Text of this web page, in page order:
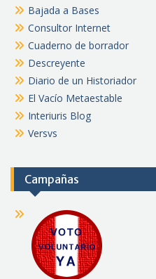
Bajada a Bases
Consultor Internet
Cuaderno de borrador
Descreyente
Diario de un Historiador
El Vacío Metaestable
Interiuris Blog
Versvs
Campañas